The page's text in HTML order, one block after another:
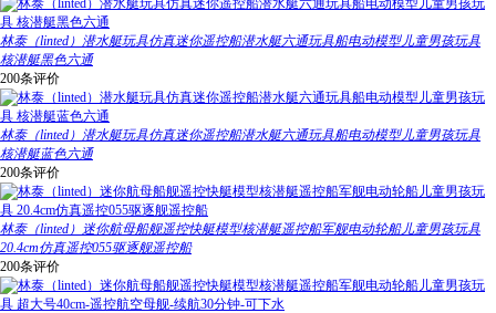
林泰（linted）潜水艇玩具仿真迷你遥控船潜水艇六通玩具船电动模型儿童男孩玩具
核潜艇黑色六通
200条评价
林泰（linted）潜水艇玩具仿真迷你遥控船潜水艇六通玩具船电动模型儿童男孩玩具
核潜艇蓝色六通
200条评价
林泰（linted）迷你航母船舰遥控快艇模型核潜艇遥控船军舰电动轮船儿童男孩玩具
20.4cm仿真遥控055驱逐舰遥控船
200条评价